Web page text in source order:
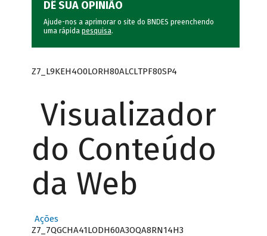
DÊ SUA OPINIÃO
Ajude-nos a aprimorar o site do BNDES preenchendo
uma rápida pesquisa.
Z7_L9KEH4O0LORH80ALCLTPF80SP4
Visualizador
do Conteúdo
da Web
Ações
Z7_7QGCHA41LODH60A3OQA8RN14H3